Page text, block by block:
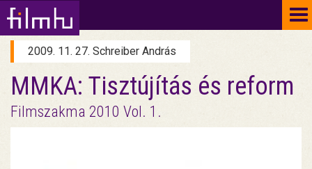
2009. 11. 27. Schreiber András
MMKA: Tisztújítás és reform
Filmszakma 2010 Vol. 1.